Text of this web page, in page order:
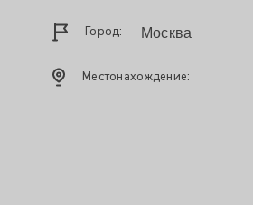
Город:
Местонахождение: